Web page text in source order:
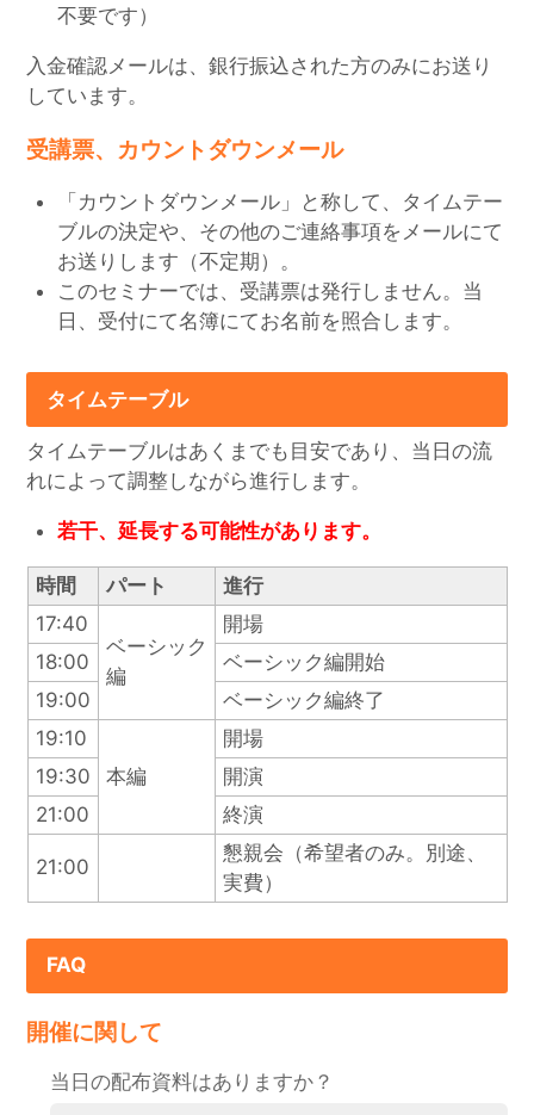
不要です）
入金確認メールは、銀行振込された方のみにお送り
しています。
受講票、カウントダウンメール
「カウントダウンメール」と称して、タイムテー
ブルの決定や、その他のご連絡事項をメールにて
お送りします（不定期）。
このセミナーでは、受講票は発行しません。当
日、受付にて名簿にてお名前を照合します。
タイムテーブル
タイムテーブルはあくまでも目安であり、当日の流
れによって調整しながら進行します。
若干、延長する可能性があります。
時間 パート
進行
17:40
ベーシック
編
開場
18:00
ベーシック編開始
19:00
ベーシック編終了
19:10
本編
開場
19:30
開演
21:00
終演
21:00
懇親会（希望者のみ。別途、
実費）
FAQ
開催に関して
当日の配布資料はありますか？